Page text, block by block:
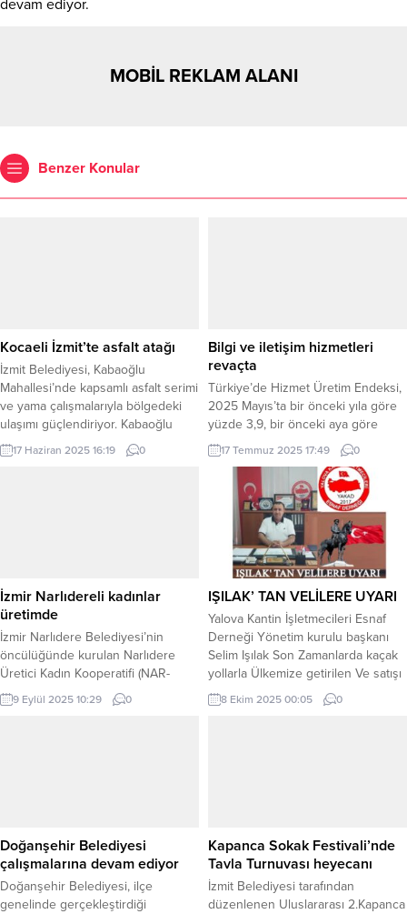
devam ediyor.
MOBİL REKLAM ALANI
Benzer Konular
Kocaeli İzmit’te asfalt atağı
İzmit Belediyesi, Kabaoğlu
Mahallesi’nde kapsamlı asfalt serimi
ve yama çalışmalarıyla bölgedeki
ulaşımı güçlendiriyor. Kabaoğlu
Mahallesi’nde 1200 ton asfalt
serildi KOCAELİ (İGFA) – İzmit
topluyor. Mülayim Sokak, Vişne
Ağacı Sokak...
17 Haziran 2025 16:19 0
Bilgi ve iletişim hizmetleri
revaçta
Türkiye’de Hizmet Üretim Endeksi,
2025 Mayıs’ta bir önceki yıla göre
yüzde 3,9, bir önceki aya göre
yüzde 1,2 artış gösterdi. Bilgi ve
iletişim hizmetleri ile gayrimenkul
hizmetleri en yüksek yıllık artışı
kaydetti. ANKARA (İGFA) – Türkiye
İstatistik Kurumu (TÜİK) verilerine
göre, Hizmet Üretim Endeksi
(2021=100) 2025 yılı Mayıs ayında
17 Temmuz 2025 17:49 0
İzmir Narlıdereli kadınlar
üretimde
İzmir Narlıdere Belediyesi’nin
öncülüğünde kurulan Narlıdere
Üretici Kadın Kooperatifi (NAR-
KOOP), kadınların ekonomik
özgürlüğünü güçlendirirken,
araya gelen kadınlar, sağlıklı gıda
ve hediyelik ürünler üreterek...
9 Eylül 2025 10:29 0
IŞILAK’ TAN VELİLERE UYARI
Yalova Kantin İşletmecileri Esnaf
Derneği Yönetim kurulu başkanı
Selim Işılak Son Zamanlarda kaçak
yollarla Ülkemize getirilen Ve satışı
artan Özellikle Elektronik Sigaralar
ve Vakaları Konusunda Öğrenci
8 Ekim 2025 00:05 0
Doğanşehir Belediyesi
çalışmalarına devam ediyor
Doğanşehir Belediyesi, ilçe
genelinde gerçekleştirdiği
Kapanca Sokak Festivali’nde
Tavla Turnuvası heyecanı
İzmit Belediyesi tarafından
düzenlenen Uluslararası 2.Kapanca